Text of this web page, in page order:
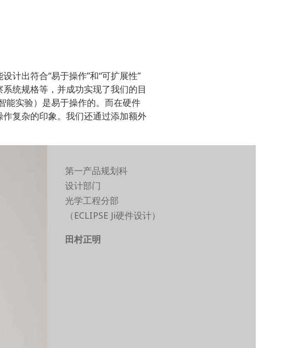
计出符合“易于操作”和“可扩展性”
统规格等，并成功实现了我们的目
实验）是易于操作的。而在硬件
复杂的印象。我们还通过添加额外
第一产品规划科
设计部门
光学工程分部
（ECLIPSE Ji硬件设计）
田村正明